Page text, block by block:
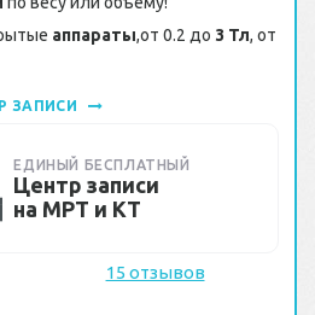
аппараты,от 0.2 до 3 Тл, от
ЗАПИСИ
ЕДИНЫЙ БЕСПЛАТНЫЙ
Центр записи
на МРТ и КТ
15 отзывов